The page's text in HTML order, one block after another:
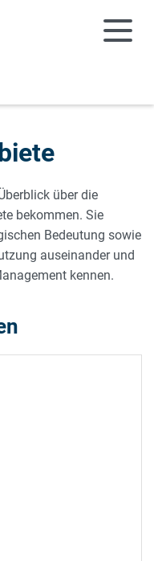
über die
bekommen. Sie
Bedeutung sowie
auseinander und
kennen.